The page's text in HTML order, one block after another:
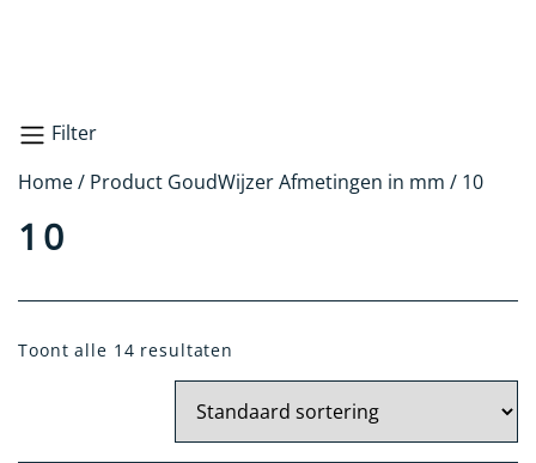
Filter
Zoeken
Geel Goud
Home/ Product GoudWijzer Afmetingen in mm / 10
10
Toont alle 14 resultaten